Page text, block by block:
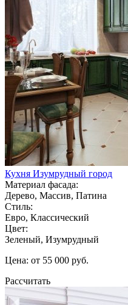
Кухня Изумрудный город
Материал фасада:
Дерево, Массив, Патина
Стиль:
Евро, Классический
Цвет:
Зеленый, Изумрудный
Цена: от 55 000 руб.
Рассчитать